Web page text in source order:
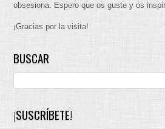
obsesiona. Espero que os guste y os
¡Gracias por la visita!
BUSCAR
¡SUSCRÍBETE!